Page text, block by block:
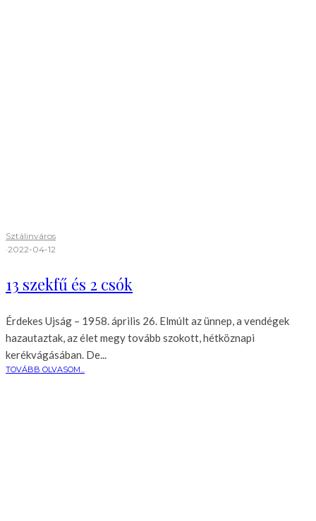
Sztálinváros
·2022-04-12
13 szekfű és 2 csók
Érdekes Ujság – 1958. április 26. Elmúlt az ünnep, a vendégek
hazautaztak, az élet megy tovább szokott, hétköznapi
kerékvágásában. De...
TOVÁBB OLVASOM...